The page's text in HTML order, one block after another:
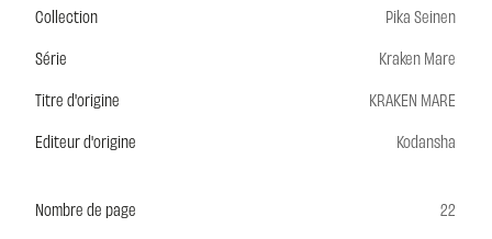
Collection
Pika Seinen
Série
Kraken Mare
Titre d'origine
KRAKEN MARE
Editeur d'origine
Kodansha
Nombre de page
22